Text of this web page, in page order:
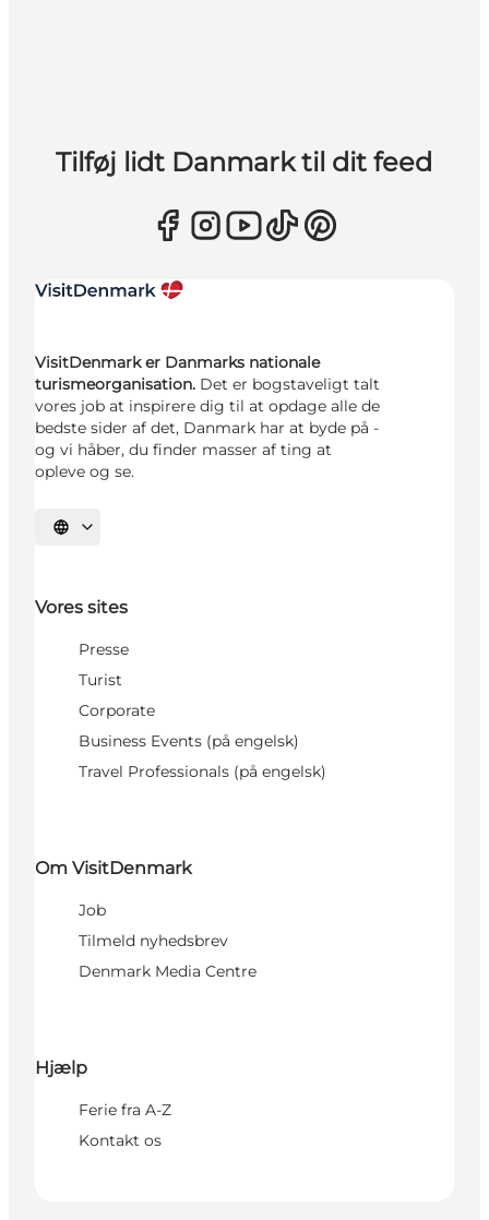
Tilføj lidt Danmark til dit feed
VisitDenmark er Danmarks nationale
turismeorganisation. Det er bogstaveligt talt
vores job at inspirere dig til at opdage alle de
bedste sider af det, Danmark har at byde på -
og vi håber, du finder masser af ting at
opleve og se.
Vælg sprog
Vores sites
Presse
Turist
Corporate
Business Events (på engelsk)
Travel Professionals (på engelsk)
Om VisitDenmark
Job
Tilmeld nyhedsbrev
Denmark Media Centre
Hjælp
Ferie fra A-Z
Kontakt os